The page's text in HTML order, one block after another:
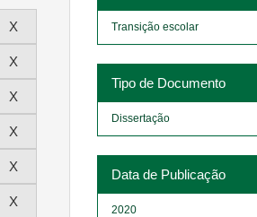
Transição escolar
Tipo de Documento
Dissertação
Data de Publicação
2020